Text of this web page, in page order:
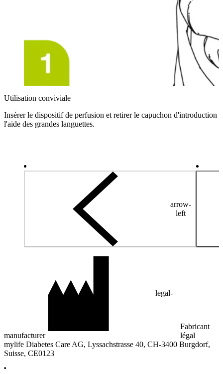
Utilisation conviviale
Insérer le dispositif de perfusion et retirer le capuchon d'introduction à
l'aide des grandes languettes.
arrow-
left
legal-
manufacturer
Fabricant
légal
mylife Diabetes Care AG, Lyssachstrasse 40, CH-3400 Burgdorf,
Suisse, CE0123